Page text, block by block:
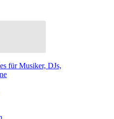
für Musiker, DJs,